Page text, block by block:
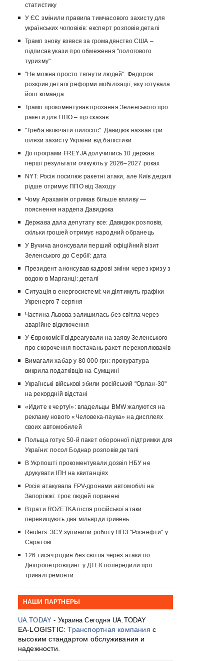
статистику
У ЄС змінили правила тимчасового захисту для
українських чоловіків: експерт розповів деталі
Трамп знову взявся за громадянство США –
підписав укази про обмеження "пологового
туризму"
"Не можна просто тягнути людей": Федоров
розкрив деталі реформи мобілізації, яку готувала
його команда
Трамп прокоментував прохання Зеленського про
ракети для ППО – що сказав
"Треба включати пилосос": Давидюк назвав три
шляхи захисту України від балістики
До програми FREYJA долучились 10 держав:
перші результати очікують у 2026–2027 роках
NYT: Росія посилює ракетні атаки, але Київ дедалі
рідше отримує ППО від Заходу
Чому Арахамія отримав більше впливу —
пояснення нардепа Давидюка
Держава дала депутату все: Давидюк розповів,
скільки грошей отримує народний обранець
У Вучича анонсували перший офіційний візит
Зеленського до Сербії: дата
Президент анонсував кадрові зміни через кризу з
водою в Марганці: деталі
Ситуація в енергосистемі: чи діятимуть графіки
Укренерго 7 серпня
Частина Львова залишилась без світла через
аварійне відключення
У Єврокомісії відреагували на заяву Зеленського
про скорочення постачань ракет-перехоплювачів
Вимагали хабар у 80 000 грн: прокуратура
викрила податківців на Сумщині
Українські військові збили російський "Орлан-30"
на рекордній відстані
«Идите к черту!»: владельцы BMW жалуются на
рекламу нового «Человека-паука» на дисплеях
своих автомобилей
Польща готує 50-й пакет оборонної підтримки для
України: посол Боднар розповів деталі
В Укрпошті прокоментували дозвіл НБУ не
друкувати ІПН на квитанціях
Росія атакувала FPV-дронами автомобілі на
Запоріжжі: троє людей поранені
Втрати ROZETKA після російської атаки
перевищують два мільярди гривень
Reuters: ЗСУ зупинили роботу НПЗ "Роснефти" у
Саратові
126 тисяч родин без світла через атаки по
Дніпропетровщині: у ДТЕК попередили про
тривалі ремонти
НАШИ ПАРТНЕРЫ
UA.TODAY - Украина Сегодня UA.TODAY
EA-LOGISTIC:Транспортная компания с
высоким стандартом обслуживания и
надежности.